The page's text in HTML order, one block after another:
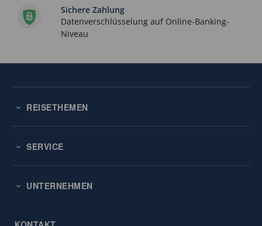
Sichere Zahlung
Datenverschlüsselung auf Online-Banking-
Niveau
REISETHEMEN
SERVICE
UNTERNEHMEN